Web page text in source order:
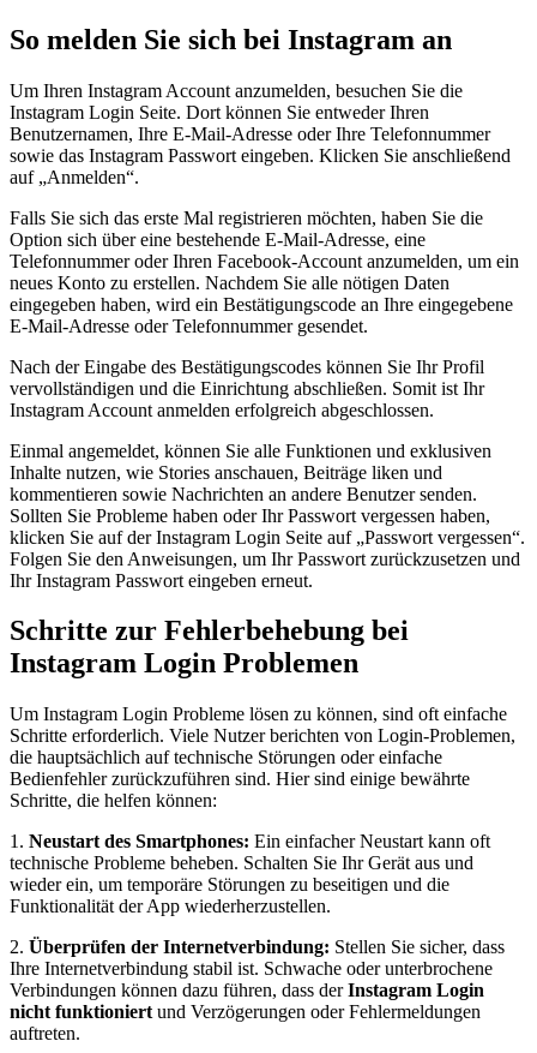
So melden Sie sich bei Instagram an
Um Ihren Instagram Account anzumelden, besuchen Sie die
Instagram Login Seite. Dort können Sie entweder Ihren
Benutzernamen, Ihre E-Mail-Adresse oder Ihre Telefonnummer
sowie das Instagram Passwort eingeben. Klicken Sie anschließend
auf „Anmelden“.
Falls Sie sich das erste Mal registrieren möchten, haben Sie die
Option sich über eine bestehende E-Mail-Adresse, eine
Telefonnummer oder Ihren Facebook-Account anzumelden, um ein
neues Konto zu erstellen. Nachdem Sie alle nötigen Daten
eingegeben haben, wird ein Bestätigungscode an Ihre eingegebene
E-Mail-Adresse oder Telefonnummer gesendet.
Nach der Eingabe des Bestätigungscodes können Sie Ihr Profil
vervollständigen und die Einrichtung abschließen. Somit ist Ihr
Instagram Account anmelden erfolgreich abgeschlossen.
Einmal angemeldet, können Sie alle Funktionen und exklusiven
Inhalte nutzen, wie Stories anschauen, Beiträge liken und
kommentieren sowie Nachrichten an andere Benutzer senden.
Sollten Sie Probleme haben oder Ihr Passwort vergessen haben,
klicken Sie auf der Instagram Login Seite auf „Passwort vergessen“.
Folgen Sie den Anweisungen, um Ihr Passwort zurückzusetzen und
Ihr Instagram Passwort eingeben erneut.
Schritte zur Fehlerbehebung bei
Instagram Login Problemen
Um Instagram Login Probleme lösen zu können, sind oft einfache
Schritte erforderlich. Viele Nutzer berichten von Login-Problemen,
die hauptsächlich auf technische Störungen oder einfache
Bedienfehler zurückzuführen sind. Hier sind einige bewährte
Schritte, die helfen können:
1. Neustart des Smartphones: Ein einfacher Neustart kann oft
technische Probleme beheben. Schalten Sie Ihr Gerät aus und
wieder ein, um temporäre Störungen zu beseitigen und die
Funktionalität der App wiederherzustellen.
2. Überprüfen der Internetverbindung: Stellen Sie sicher, dass
Ihre Internetverbindung stabil ist. Schwache oder unterbrochene
Verbindungen können dazu führen, dass derInstagram Login
nicht funktioniert und Verzögerungen oder Fehlermeldungen
auftreten.